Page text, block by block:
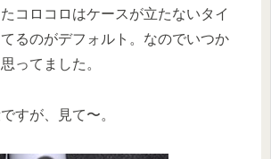
コロコロはケースが立たないタイ
るのがデフォルト。なのでいつか
ってました。
すが、見て〜。